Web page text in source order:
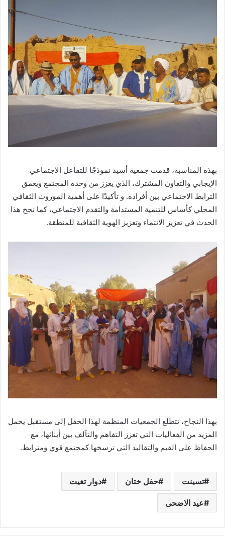
بهذه المناسبة، قدمت جمعية أسيد نموذجًا للتفاعل الاجتماعي
الإيجابي والتعاون المشترك، الذي يعزز من وحدة المجتمع ويعمق
الترابط الاجتماعي بين أفراده. و تأكيدًا على أهمية الموروث الثقافي
المحلي كأساس للتنمية المستدامة والتقدم الاجتماعي، كما نجح هذا
الحدث في تعزيز الانتماء وتعزيز الهوية الثقافية للمنطقة.
بهذا النجاح، تتطلع الجمعيات المنظمة لهذا الحفل إلى مستقبل يحمل
المزيد من الفعاليات التي تعزز التفاهم والتآلف بين أبنائها، مع
الحفاظ على القيم والتقاليد التي ترسخها كمجتمع قوي ومترابط.
تسينت حفل ختان دوار تغيت
عيد الاضحى